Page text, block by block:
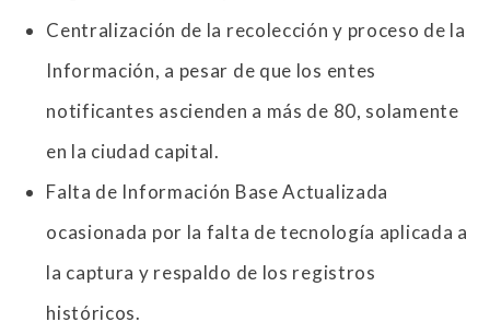
Centralización de la recolección y proceso de la
Información, a pesar de que los entes
notificantes ascienden a más de 80, solamente
en la ciudad capital.
Falta de Información Base Actualizada
ocasionada por la falta de tecnología aplicada a
la captura y respaldo de los registros
históricos.